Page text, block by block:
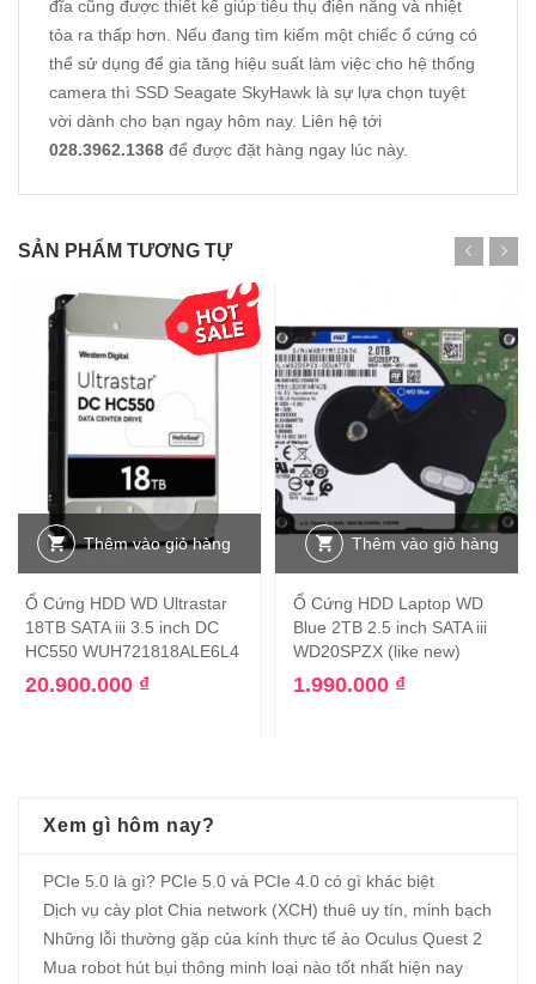
đĩa cũng được thiết kế giúp tiêu thụ điện năng và nhiệt
tỏa ra thấp hơn. Nếu đang tìm kiếm một chiếc ổ cứng có
thể sử dụng để gia tăng hiệu suất làm việc cho hệ thống
camera thì SSD Seagate SkyHawk là sự lựa chọn tuyệt
vời dành cho bạn ngay hôm nay. Liên hệ tới
028.3962.1368 để được đặt hàng ngay lúc này.
SẢN PHẨM TƯƠNG TỰ
Thêm vào giỏ hàng
Ổ Cứng HDD WD Ultrastar
18TB SATA iii 3.5 inch DC
HC550 WUH721818ALE6L4
20.900.000 ₫
Thêm vào giỏ hàng
Ổ Cứng HDD Laptop WD
Blue 2TB 2.5 inch SATA iii
WD20SPZX (like new)
1.990.000 ₫
Xem gì hôm nay?
PCIe 5.0 là gì? PCIe 5.0 và PCIe 4.0 có gì khác biệt
Dịch vụ cày plot Chia network (XCH) thuê uy tín, minh bạch
Những lỗi thường gặp của kính thực tế ảo Oculus Quest 2
Mua robot hút bụi thông minh loại nào tốt nhất hiện nay